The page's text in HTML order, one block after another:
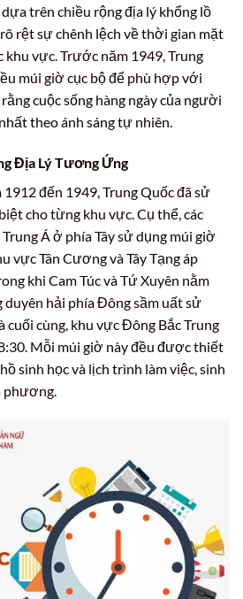
trên chiều rộng địa lý khổng lồ
rệt sự chênh lệch về thời gian mặt
khu vực. Trước năm 1949, Trung
múi giờ cục bộ để phù hợp với
cuộc sống hàng ngày của người
theo ánh sáng tự nhiên.
Địa Lý Tương Ứng
đến 1949, Trung Quốc đã sử
cho từng khu vực. Cụ thể, các
Á ở phía Tây sử dụng múi giờ
vực Tân Cương và Tây Tạng áp
khi Cam Túc và Tứ Xuyên nằm
duyên hải phía Đông sầm uất sử
cuối cùng, khu vực Đông Bắc Trung
Mỗi múi giờ này đều được thiết
sinh học và lịch trình làm việc, sinh
phương.